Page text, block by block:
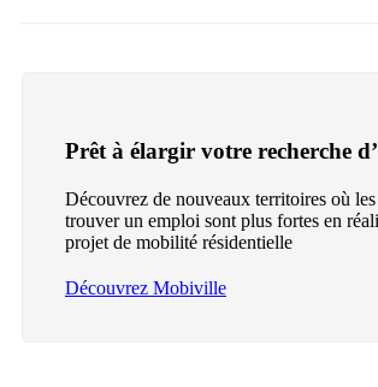
Prêt à élargir votre recherche
Découvrez de nouveaux territoires où les
trouver un emploi sont plus fortes en
projet de mobilité résidentielle
Découvrez Mobiville